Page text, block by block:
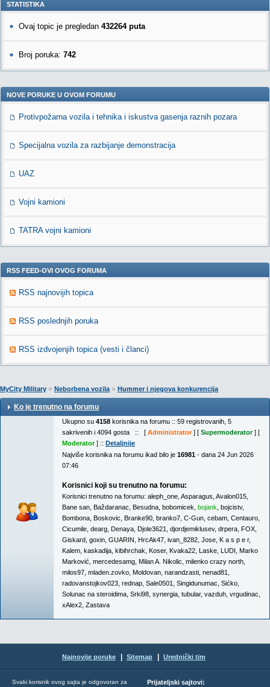
STATISTIKA
Ovaj topic je pregledan 432264 puta
Broj poruka: 742
NOVE PORUKE U OVOM FORUMU
Protivpožarna vozila i tehnika i iskustva gasenja raznih pozara
Specijalna vozila za razbijanje demonstracija
UAZ
Vojni kamioni
TATRA vojni kamioni
RSS FEED-OVI OVOG FORUMA
RSS najnovijih topica
RSS poslednjih poruka
RSS izdvojenjih topica (vesti i članci)
MyCity Military » Neborbena vozila» Hummer i njegova konkurencija
Ko je trenutno na forumu
Ukupno su 4158 korisnika na forumu :: 59 registrovanih, 5
sakrivenih i 4094 gosta :: [ Administrator] [ Supermoderator] [
Moderator] :: Detaljnije
Najviše korisnika na forumu ikad bilo je 16981 - dana 24 Jun 2026
07:46
Korisnici koji su trenutno na forumu:
Korisnici trenutno na forumu: aleph_one Asparagus Avalon015
Bane san Baždaranac Besudna bobomicek bojank bojcistv,
Bombona Boskovic Branke90 branko7 C-Gun cebam Centauro
Cicumile dearg Denaya Djole3621 djordjemiklusev, drpera FOX
Giskard goxin GUARIN HrcAk47 ivan_8282 Jose K a s p e r,
Kalem kaskadija kibihrchak Koser, Kvaka22 Laske LUDI Marko
Marković mercedesamg Milan A. Nikolic milenko crazy north
milos97 mladen.zovko Moldovan narandzasti nenad81
radovanstojkov023 rednap Sale0501 Singidunumac Sićko
Solunac na steroidima Srki98 synergia tubular, vazduh vrgudinac
xAlex2 Zastava
Najnovije poruke Sitemap Urednički tim
Svaki korisnik ovog sajta je odgovoran za Prijateljski sajtovi: